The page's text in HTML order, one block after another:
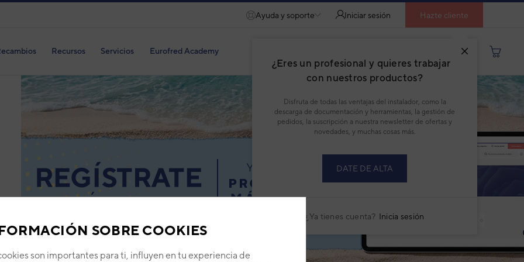
SOBRE COOKIES
son importantes para ti, influyen en tu experiencia de
Ayuda y soporte Iniciar sesión
¿Eres un profesional y quieres trabajar
con nuestros productos?
Disfruta de todas las ventajas del instalador, como la
descarga de documentación y herramientas, la gestión de
pedidos, la suscripción a nuestra newsletter de ofertas y
novedades, y muchas cosas más.
DATE DE ALTA
¿Ya tienes cuenta? Inicia sesión
Hazte cliente
Recursos Servicios Eurofred Academy